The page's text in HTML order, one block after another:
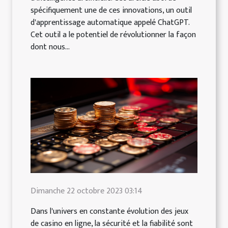
spécifiquement une de ces innovations, un outil
d'apprentissage automatique appelé ChatGPT.
Cet outil a le potentiel de révolutionner la façon
dont nous...
Dimanche 22 octobre 2023 03:14
Dans l'univers en constante évolution des jeux
de casino en ligne, la sécurité et la fiabilité sont